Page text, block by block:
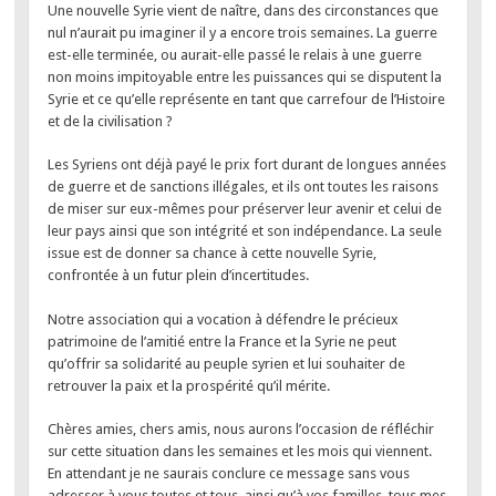
Une nouvelle Syrie vient de naître, dans des circonstances que
nul n’aurait pu imaginer il y a encore trois semaines. La guerre
est-elle terminée, ou aurait-elle passé le relais à une guerre
non moins impitoyable entre les puissances qui se disputent la
Syrie et ce qu’elle représente en tant que carrefour de l’Histoire
et de la civilisation ?
Les Syriens ont déjà payé le prix fort durant de longues années
de guerre et de sanctions illégales, et ils ont toutes les raisons
de miser sur eux-mêmes pour préserver leur avenir et celui de
leur pays ainsi que son intégrité et son indépendance. La seule
issue est de donner sa chance à cette nouvelle Syrie,
confrontée à un futur plein d’incertitudes.
Notre association qui a vocation à défendre le précieux
patrimoine de l’amitié entre la France et la Syrie ne peut
qu’offrir sa solidarité au peuple syrien et lui souhaiter de
retrouver la paix et la prospérité qu’il mérite.
Chères amies, chers amis, nous aurons l’occasion de réfléchir
sur cette situation dans les semaines et les mois qui viennent.
En attendant je ne saurais conclure ce message sans vous